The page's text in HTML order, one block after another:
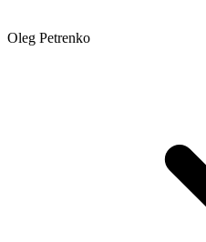
Oleg Petrenko